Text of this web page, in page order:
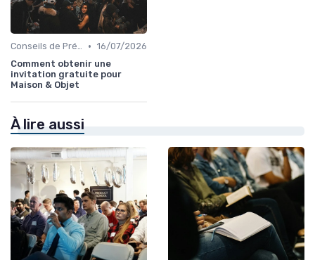
Conseils de Préparation à l'Événement B2B • 16/07/2026
Comment obtenir une
invitation gratuite pour
Maison & Objet
À lire aussi